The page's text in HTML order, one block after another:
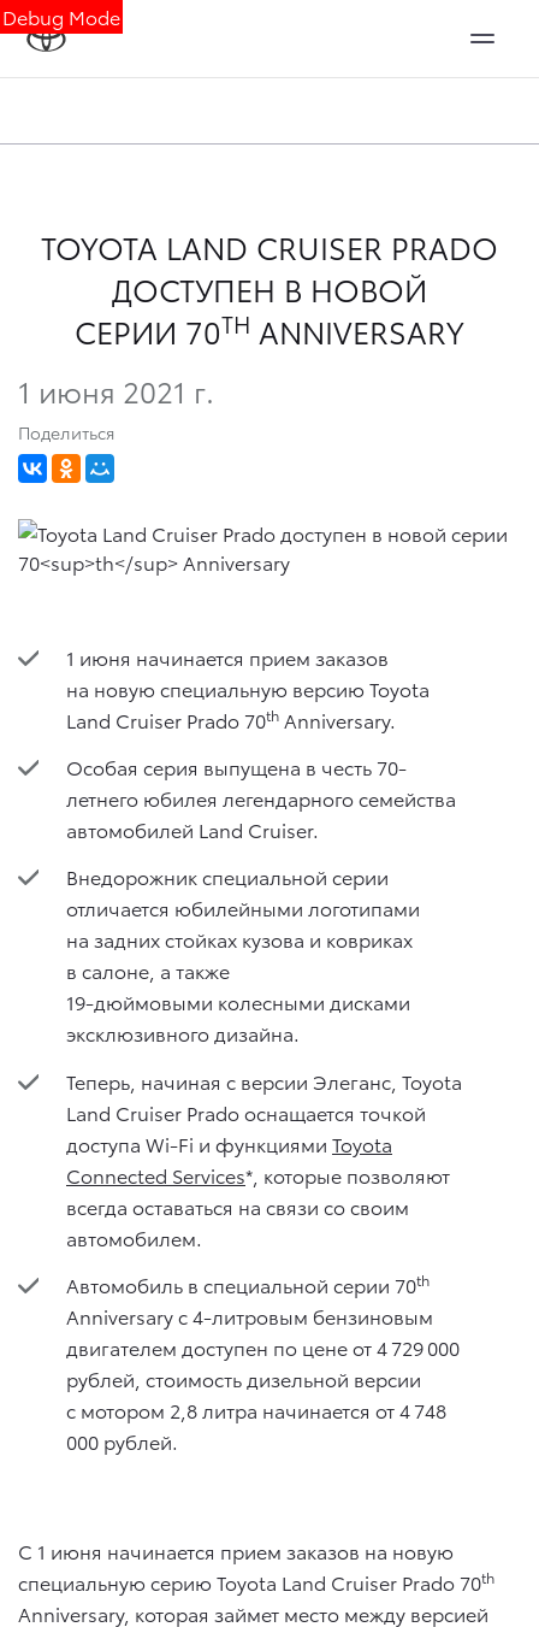
Debug Mode
TOYOTA LAND CRUISER PRADO
ДОСТУПЕН В НОВОЙ
СЕРИИ 70TH ANNIVERSARY
1 июня 2021 г.
Поделиться
1 июня начинается прием заказов
на новую специальную версию Toyota
Land Cruiser Prado 70th Anniversary.
Особая серия выпущена в честь 70-
летнего юбилея легендарного семейства
автомобилей Land Cruiser.
Внедорожник специальной серии
отличается юбилейными логотипами
на задних стойках кузова и ковриках
в салоне, а также
19-дюймовыми колесными дисками
эксклюзивного дизайна.
Теперь, начиная с версии Элеганс, Toyota
Land Cruiser Prado оснащается точкой
доступа Wi-Fi и функциями Toyota
Connected Services*, которые позволяют
всегда оставаться на связи со своим
автомобилем.
Автомобиль в специальной серии 70th
Anniversary c 4-литровым бензиновым
двигателем доступен по цене от 4 729 000
рублей, стоимость дизельной версии
с мотором 2,8 литра начинается от 4 748
000 рублей.
С 1 июня начинается прием заказов на новую
специальную серию Toyota Land Cruiser Prado 70th
Anniversary, которая займет место между версией